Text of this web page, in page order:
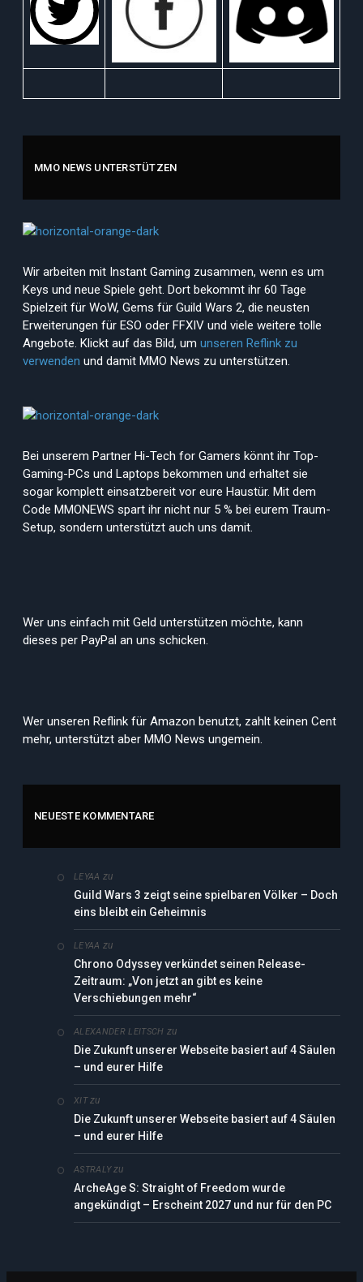
MMO NEWS UNTERSTÜTZEN
Wir arbeiten mit Instant Gaming zusammen, wenn es um
Keys und neue Spiele geht. Dort bekommt ihr 60 Tage
Spielzeit für WoW, Gems für Guild Wars 2, die neusten
Erweiterungen für ESO oder FFXIV und viele weitere tolle
Angebote. Klickt auf das Bild, um unseren Reflink zu
verwenden und damit MMO News zu unterstützen.
Bei unserem Partner Hi-Tech for Gamers könnt ihr Top-
Gaming-PCs und Laptops bekommen und erhaltet sie
sogar komplett einsatzbereit vor eure Haustür. Mit dem
Code MMONEWS spart ihr nicht nur 5 % bei eurem Traum-
Setup, sondern unterstützt auch uns damit.
Wer uns einfach mit Geld unterstützen möchte, kann
dieses per PayPal an uns schicken.
Wer unseren Reflink für Amazon benutzt, zahlt keinen Cent
mehr, unterstützt aber MMO News ungemein.
NEUESTE KOMMENTARE
LEYAA zu
Guild Wars 3 zeigt seine spielbaren Völker – Doch
eins bleibt ein Geheimnis
LEYAA zu
Chrono Odyssey verkündet seinen Release-
Zeitraum: „Von jetzt an gibt es keine
Verschiebungen mehr“
ALEXANDER LEITSCH zu
Die Zukunft unserer Webseite basiert auf 4 Säulen
– und eurer Hilfe
XITzu
Die Zukunft unserer Webseite basiert auf 4 Säulen
– und eurer Hilfe
ASTRALYzu
ArcheAge S: Straight of Freedom wurde
angekündigt – Erscheint 2027 und nur für den PC